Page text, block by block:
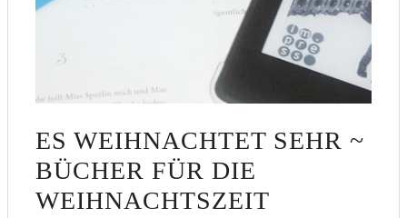
ES WEIHNACHTET SEHR ~
BÜCHER FÜR DIE
WEIHNACHTSZEIT